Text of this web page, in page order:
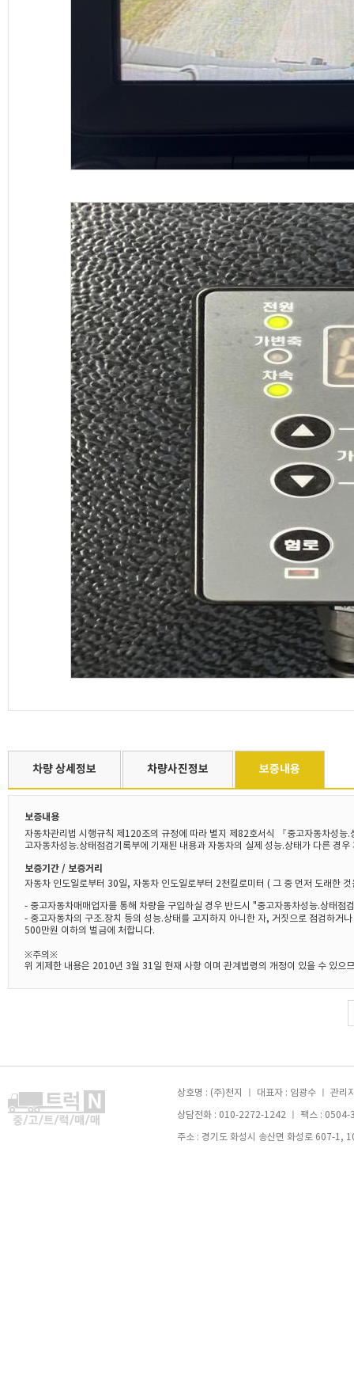
차량 상세정보 차량사진정보 보증내용
보증내용
자동차관리법 시행규칙 제120조의 규정에 따라 별지 제82호서식 『중고자동차성
고자동차성능.상태점검기록부에 기재된 내용과 자동차의 실제 성능.상태가 다른 경
보증기간 / 보증거리
자동차 인도일로부터 30일, 자동차 인도일로부터 2천킬로미터 ( 그 중 먼저 도래한
- 중고자동차매매업자를 통해 차량을 구입하실 경우 반드시 "중고자동차성능.상태
- 중고자동차의 구조.장치 등의 성능.상태를 고지하지 아니한 자, 거짓으로 점검하
500만원 이하의 벌금에 처합니다.
※주의※
위 게제한 내용은 2010년 3월 31일 현재 사항 이며 관계법령의 개정이 있을 수 있으
상호명 : (주)천지 ㅣ 대표자 : 임광수 ㅣ 관
상담전화 : 010-2272-1242 ㅣ 팩스 :
주소 : 경기도 화성시 송산면 화성로 607-